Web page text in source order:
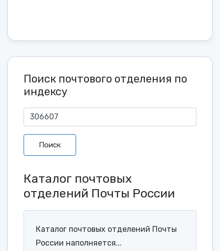
Поиск почтового отделения по
индексу
Поиск
Каталог почтовых
отделений Почты России
Каталог почтовых отделений Почты
России наполняется...